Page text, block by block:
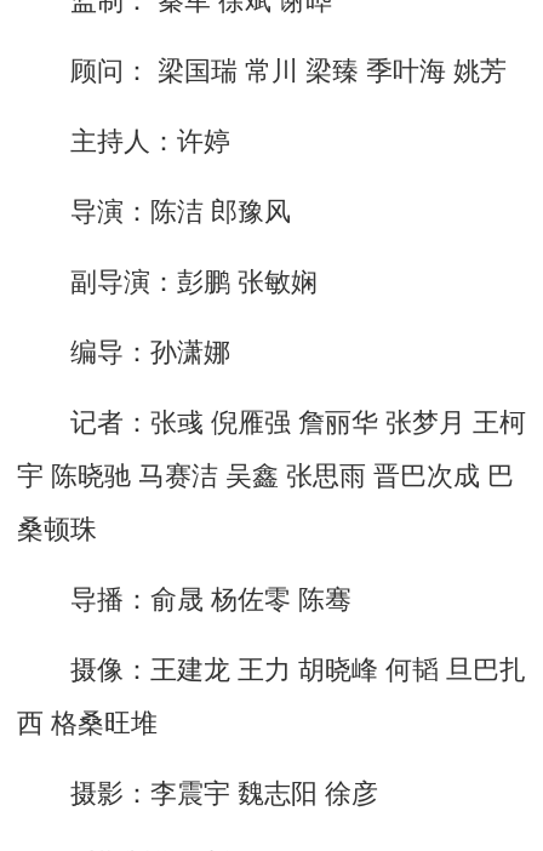
顾问： 梁国瑞 常川 梁臻 季叶海 姚芳
主持人：许婷
导演：陈洁 郎豫风
副导演：彭鹏 张敏娴
编导：孙潇娜
记者：张彧 倪雁强 詹丽华 张梦月 王柯
宇 陈晓驰 马赛洁 吴鑫 张思雨 晋巴次成 巴
桑顿珠
导播：俞晟 杨佐零 陈骞
摄像：王建龙 王力 胡晓峰 何韬 旦巴扎
西 格桑旺堆
摄影：李震宇 魏志阳 徐彦